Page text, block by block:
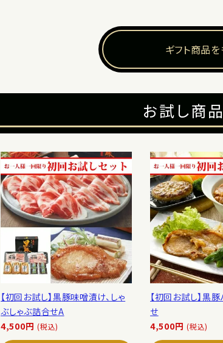
ギフト商品
お試し商
【初回お試し】黒豚味噌漬け、しゃ
ぶしゃぶ詰合せA
4,500円 (税込)
【初回お試し】黒
せ
4,500円 (税込)